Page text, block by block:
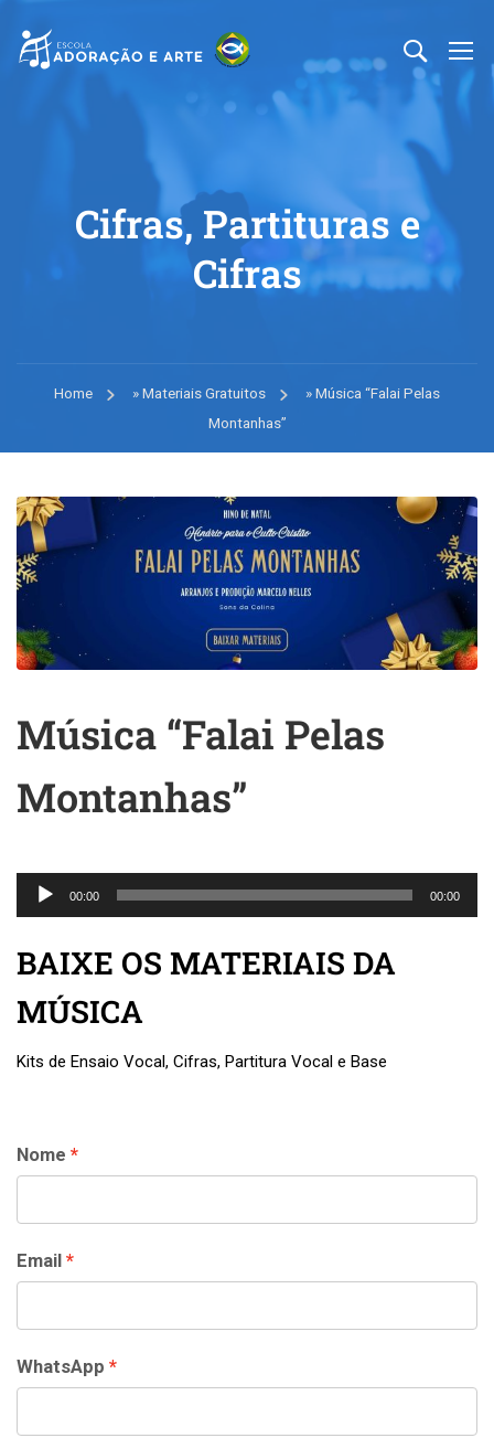
Cifras, Partituras e
Cifras
Home »Materiais Gratuitos »Música “Falai Pelas
Montanhas”
Música “Falai Pelas
Montanhas”
Tocador
de
00:00 00:00
BAIXE OS MATERIAIS DA
MÚSICA
Kits de Ensaio Vocal, Cifras, Partitura Vocal e Base
Nome
Email
WhatsApp